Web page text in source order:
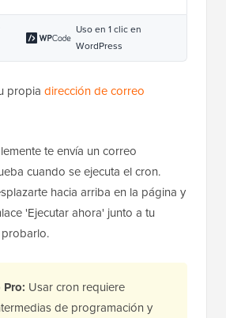
Uso en 1 clic en
WordPress
propia dirección de correo
te envía un correo
cuando se ejecuta el cron.
hacia arriba en la página y
'Ejecutar ahora' junto a tu
Usar cron requiere
de programación y